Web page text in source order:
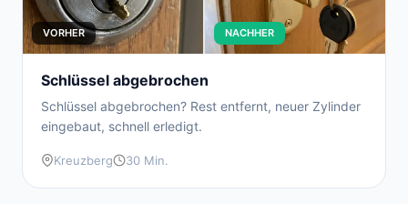
VORHER NACHHER
Schlüssel abgebrochen
Schlüssel abgebrochen? Rest entfernt, neuer Zylinder
eingebaut, schnell erledigt.
Kreuzberg 30 Min.